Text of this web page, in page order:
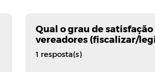
Qual o grau de
vereadores (fiscalizar/
1 resposta(s)